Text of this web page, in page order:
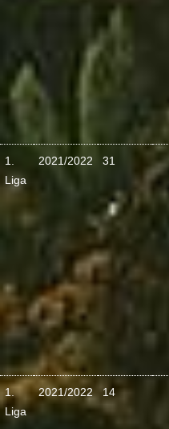
1.
Liga
2021/2022 31
1.
Liga
2021/2022 14